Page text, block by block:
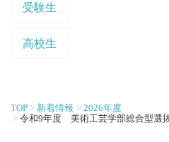
受験生
高校生
TOP 新着情報
2026年度
令和9年度 美術工芸学部総合型選抜の